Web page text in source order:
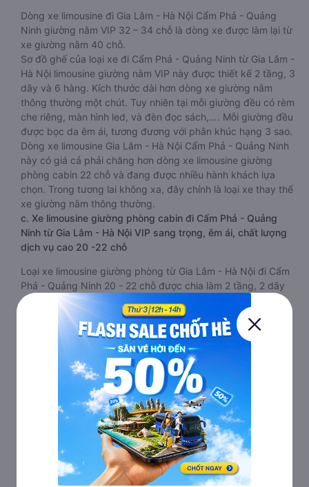
Dòng xe limousine đi Gia Lâm - Hà Nội Cẩm Phả - Quảng
Ninh giường nằm VIP 32 – 34 chỗ là dòng xe được làm lại từ
xe giường nằm 40 chỗ.
Sơ đồ ghế của loại xe đi Cẩm Phả - Quảng Ninh từ Gia Lâm -
Hà Nội limousine giường nằm VIP này được thiết kế 2 tầng, 3
dãy và 6 hàng. Kích thước dài hơn dòng xe giường nằm
thông thường một chút. Tuy nhiên tại mỗi giường đều có rèm
che riêng, màn hình led, và đèn đọc sách,…. Mỗi giường đều
được bọc da êm ái, tương đương với phân khúc hạng 3 sao.
Dòng xe limousine Gia Lâm - Hà Nội Cẩm Phả - Quảng Ninh
này có giá cả phải chăng hơn dòng xe limousine giường
phòng cabin 22 chỗ và đang được nhiều hành khách lựa
chọn. Trong tương lai không xa, đây chính là loại xe thay thế
xe giường nằm thông thường.
c. Xe limousine giường phòng cabin đi Cẩm Phả - Quảng
Ninh từ Gia Lâm - Hà Nội VIP sang trọng, êm ái, chất lượng
dịch vụ cao 20 -22 chỗ
Loại xe limousine giường phòng từ Gia Lâm - Hà Nội đi Cẩm
Phả - Quảng Ninh 20 - 22 chỗ được chia làm 2 tầng, 2 dãy
và 6 hàng, mỗi hàng là 2 cabin riêng biệt. Trong mỗi xe
limousine Gia Lâm - Hà Nội Cẩm Phả - Quảng Ninh cabin
được trang bị rất nhiều tiện ích phục vụ hành khách suốt
Mỗi phòng, cabin đều có gối nằm rời, có gối ôm, có cái mền
to hơn và dây an toàn seat belt. Giường rộng và dài hơn hai
loại trên, có thể lăn lộn thoải mái. Đặc biệt là hệ thống
massage sẽ giúp bạn thư giãn trong những giờ nằm xe Gia
Lâm - Hà Nội đến Cẩm Phả - Quảng Ninh dài. Bảng điều
khiển chính nằm ngay cạnh đầu để tiện tay tuỳ chỉnh gồm:
một cái nút to đùng để gọi tiếp viên, 2 cổng USB , 1 jack
cắm 3.5mm và 3 cái nút có biểu tượng nguồn dùng để
tắt/mở dàn đèn chính của buồng nằm chạy dọc trên đầu,